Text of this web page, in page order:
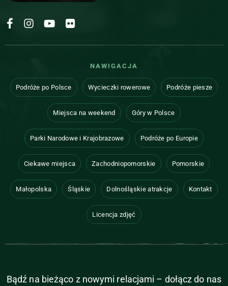
KrokZaHoryzont
KrokZaHoryzont
KrokZaHoryzont
KrokZaHoryzont
NAWIGACJA
Podróże po Polsce Wycieczki rowerowe Podróże piesze
Miejsca na weekend Góry w Polsce
Parki Narodowe i Krajobrazowe Podróże po Europie
Ciekawe miejsca Zachodniopomorskie Pomorskie
Małopolska Śląskie Dolnośląskie atrakcje Kontakt
Licencja zdjęć
Bądź na bieżąco z nowymi relacjami – dołącz do nas